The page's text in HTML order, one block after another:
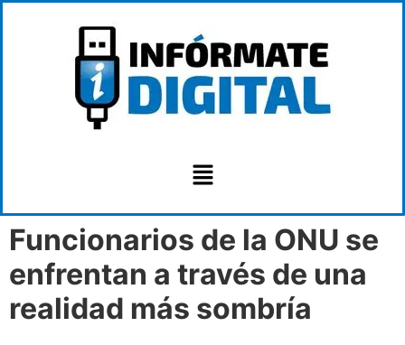
Funcionarios de la ONU se
enfrentan a través de una
realidad más sombría